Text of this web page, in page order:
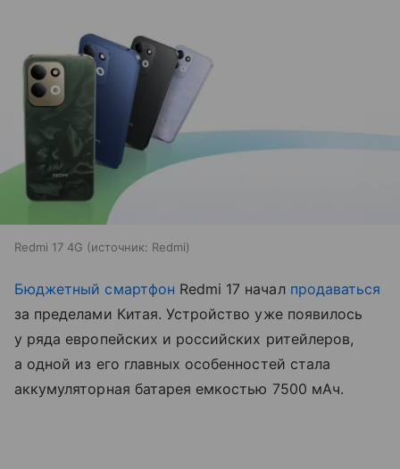
Redmi 17 4G источник: Redmi
Бюджетный смартфон Redmi 17 начал продаваться
за пределами Китая. Устройство уже появилось
у ряда европейских и российских ритейлеров,
а одной из его главных особенностей стала
аккумуляторная батарея емкостью 7500 мАч.